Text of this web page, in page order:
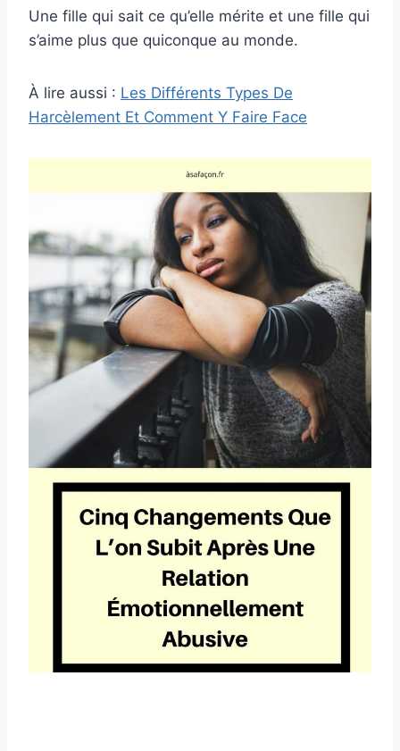
Une fille qui sait ce qu’elle mérite et une fille qui
s’aime plus que quiconque au monde.
À lire aussi : Les Différents Types De
Harcèlement Et Comment Y Faire Face